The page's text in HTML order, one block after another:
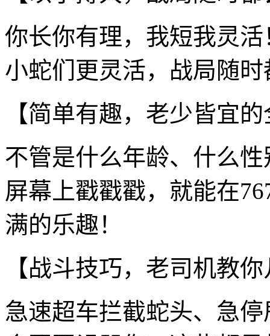
你长你有理，我短我灵
小蛇们更灵活，战局随
【简单有趣，老少皆宜
不管是什么年龄、什么
屏幕上戳戳戳，就能在
满的乐趣！
【战斗技巧，老司机教
急速超车拦截蛇头、急